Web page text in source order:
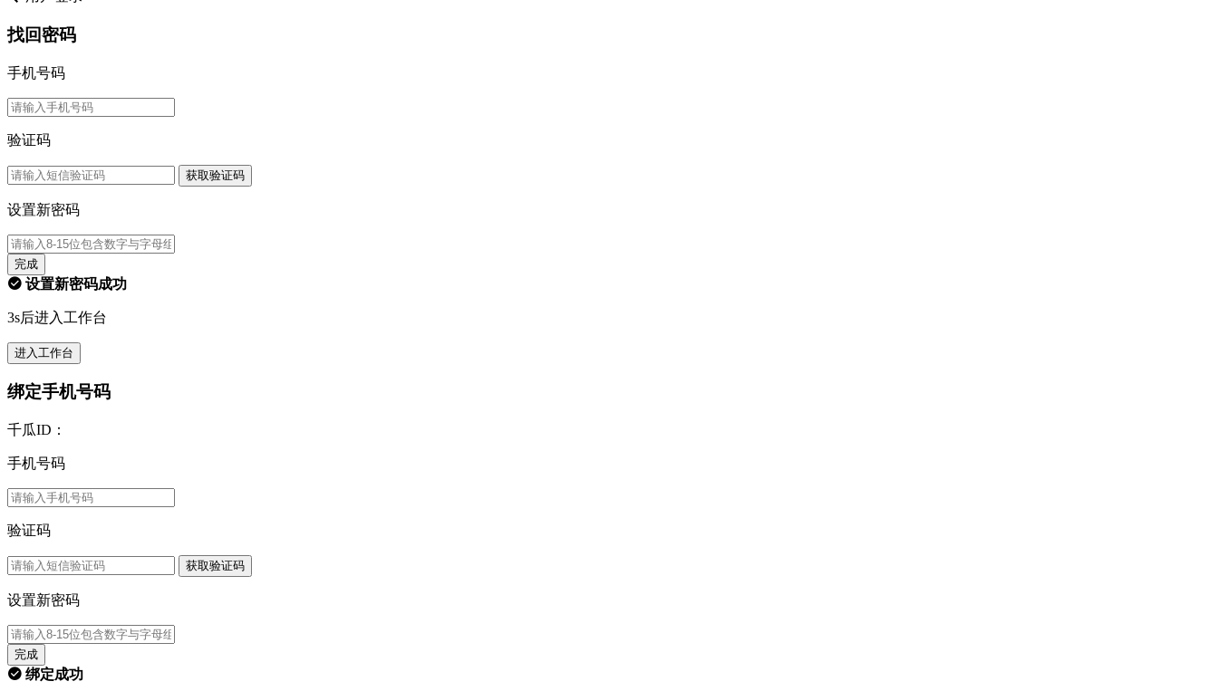
找回密码
手机号码
验证码
获取验证码
设置新密码
完成
设置新密码成功
3s后进入工作台
进入工作台
绑定手机号码
千瓜ID：
手机号码
验证码
获取验证码
设置新密码
完成
绑定成功